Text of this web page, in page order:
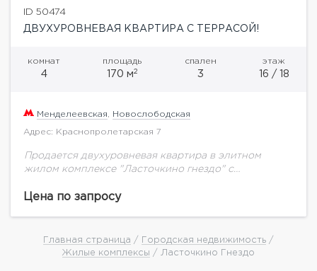
ID 50474
ДВУХУРОВНЕВАЯ КВАРТИРА С ТЕРРАСОЙ!
комнат
4
площадь
170 м2
спален
3
этаж
16 / 18
Менделеевская Новослободская
Адрес: Краснопролетарская 7
Продается двухуровневая квартира в элитном
жилом комплексе "Ласточкино гнездо" с
центра города. В квартире выполнена дизайнерская
Цена по запросу
Главная страница / Городская недвижимость /
Жилые комплексы / Ласточкино Гнездо